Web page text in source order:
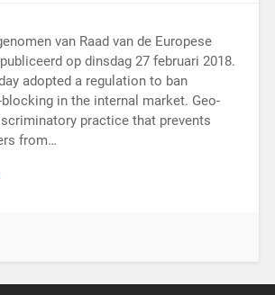
van Raad van de Europese
op dinsdag 27 februari 2018.
adopted a regulation to ban
in the internal market. Geo-
practice that prevents
from…